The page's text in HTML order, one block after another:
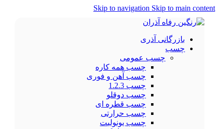
Skip to navigation Skip to main content
بازرگانی آذری
چسب
چسب عمومی
چسب همه کاره
چسب آهن و فوری
چسب 1.2.3
چسب دوقلو
چسب قطره ای
چسب حرارتی
چسب یونولیت